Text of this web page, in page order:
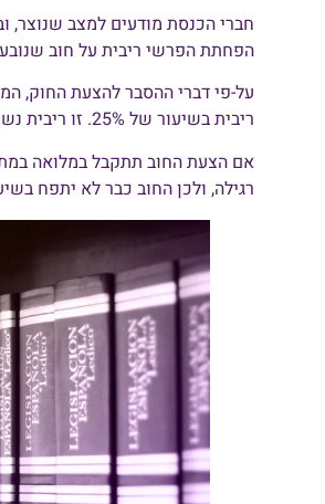
הפחתת הפרשי ריבית על חוב
על-פי דברי ההסבר להצעת החוק,
ריבית בשיעור של 25%. זו ריבית נשך שאין לה אח ורע אל מול חובות מסוגים אחרים.
אם הצעת החוב תתקבל במלואה
רגילה, ולכן החוב כבר לא יתפח בשיעור